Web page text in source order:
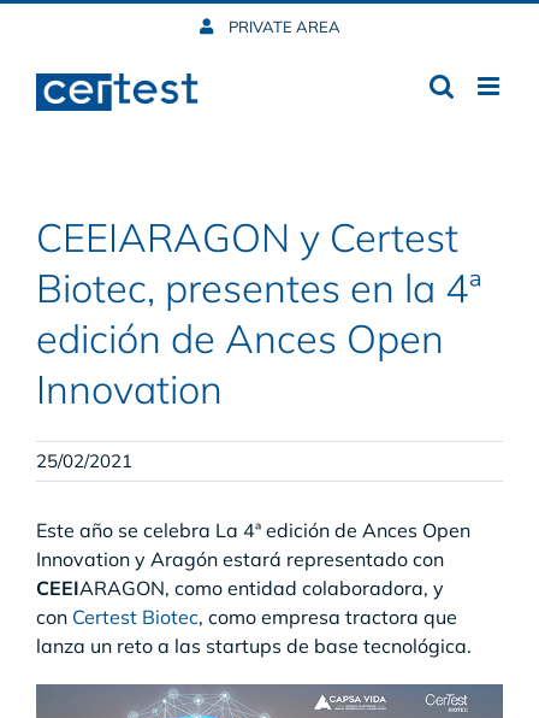
content
PRIVATE AREA
CEEIARAGON y Certest
Biotec, presentes en la 4ª
edición de Ances Open
Innovation
25/02/2021
Este año se celebra La 4ª edición de Ances Open
Innovation y Aragón estará representado con
CEEIARAGON, como entidad colaboradora, y
con Certest Biotec, como empresa tractora que
lanza un reto a las startups de base tecnológica.